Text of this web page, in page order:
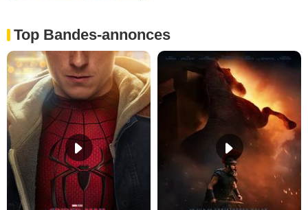
Top Bandes-annonces